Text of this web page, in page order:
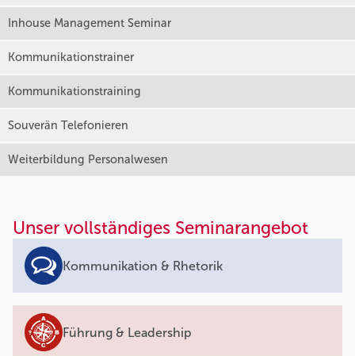
Inhouse Management Seminar
Kommunikationstrainer
Kommunikationstraining
Souverän Telefonieren
Weiterbildung Personalwesen
Unser vollständiges Seminarangebot
Kommunikation & Rhetorik
Führung & Leadership